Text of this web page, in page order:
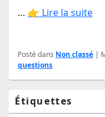
… 👉 Lire la suite
Posté dans Non classé |
questions
Zone
Étiquettes